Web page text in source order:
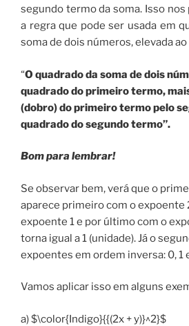
segundo termo da soma. Isso
a regra que pode ser usada em
soma de dois números, elevada
“O quadrado da soma de dois
quadrado do primeiro termo,
(dobro) do primeiro termo pelo
quadrado do segundo termo”.
Bom para lembrar!
Se observar bem, verá que o
aparece primeiro com o expoente
expoente 1 e por último com o
torna igual a 1 (unidade). Já o
expoentes em ordem inversa: 0, 1
Vamos aplicar isso em alguns
a) $\color{Indigo}{{(2x + y)}^2}$